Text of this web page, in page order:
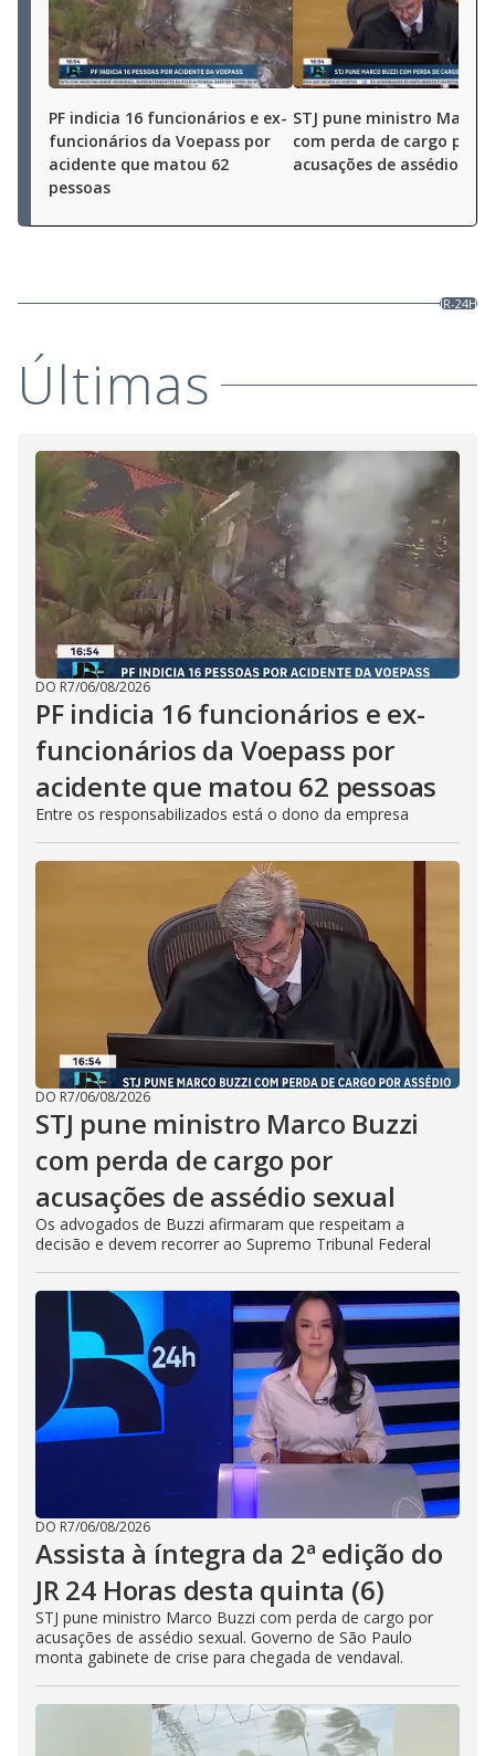
PF indicia 16 funcionários e ex-
funcionários da Voepass por
acidente que matou 62
pessoas
STJ pune ministro Marco
com perda de cargo por
acusações de assédio
JR-24H
Últimas
DO R7/06/08/2026
PF indicia 16 funcionários e ex-
funcionários da Voepass por
acidente que matou 62 pessoas
Entre os responsabilizados está o dono da empresa
DO R7/06/08/2026
STJ pune ministro Marco Buzzi
com perda de cargo por
acusações de assédio sexual
Os advogados de Buzzi afirmaram que respeitam a
decisão e devem recorrer ao Supremo Tribunal Federal
DO R7/06/08/2026
Assista à íntegra da 2ª edição do
JR 24 Horas desta quinta (6)
STJ pune ministro Marco Buzzi com perda de cargo por
acusações de assédio sexual. Governo de São Paulo
monta gabinete de crise para chegada de vendaval.